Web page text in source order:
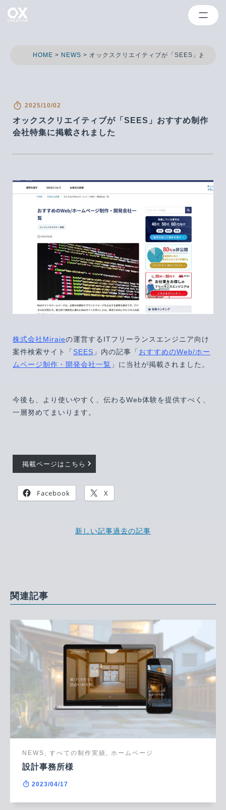
HOME > NEWS > オックスクリエイティブが「SEES」おすす
2025/10/02
オックスクリエイティブが「SEES」おすすめ制作
会社特集に掲載されました
株式会社Miraieの運営するITフリーランスエンジニア向け
案件検索サイト「 SEES 」内の記事「 おすすめのWeb/ホー
ムページ制作・開発会社一覧 」に当社が掲載されました。
今後も、より使いやすく、伝わるWeb体験を提供すべく、
一層努めてまいります。
掲載ページはこちら
Facebook X
新しい記事過去の記事
関連記事
NEWS, すべての制作実績, ホームページ
設計事務所様
2023/04/17